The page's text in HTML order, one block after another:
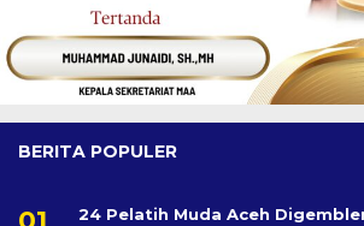
BERITA POPULER
24 Pelatih Muda Aceh